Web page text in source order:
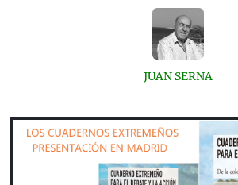
JUAN SERNA